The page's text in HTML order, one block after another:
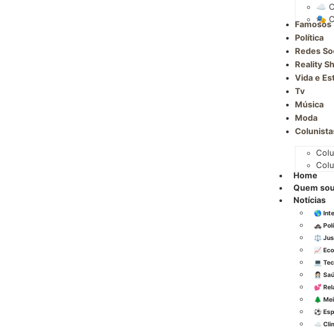
☁️
🎭
Famosos
Política
Redes
Reality
Vida e
Tv
Música
Moda
Home
Quem
Notícias
🌎
🚓
⚖️
📈
💻
👩🏻‍⚕️
💕
🌲
⚽︎
☁️